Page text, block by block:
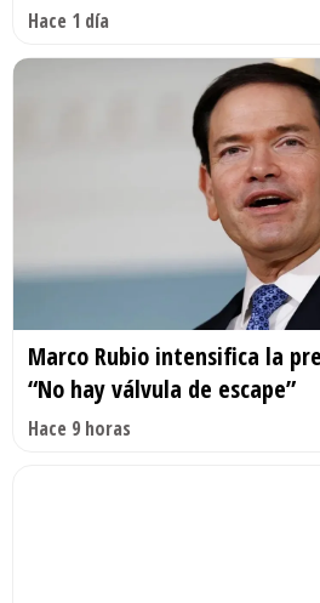
Hace 1 día
Marco Rubio intensifica la
“No hay válvula de escape”
Hace 9 horas